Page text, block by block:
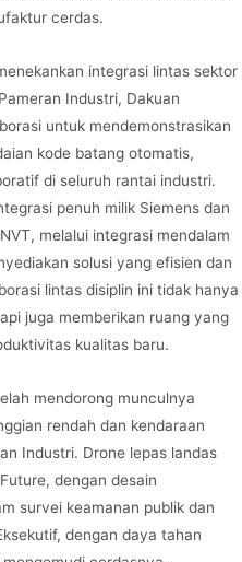
cerdas.
integrasi lintas sektor
Industri, Dakuan
untuk mendemonstrasikan
kode batang otomatis,
di seluruh rantai industri.
penuh milik Siemens dan
melalui integrasi mendalam
solusi yang efisien dan
lintas disiplin ini tidak hanya
juga memberikan ruang yang
kualitas baru.
mendorong munculnya
rendah dan kendaraan
Industri. Drone lepas landas
dengan desain
survei keamanan publik dan
dengan daya tahan